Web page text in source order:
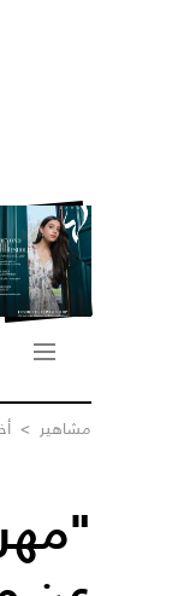
مشاهير >